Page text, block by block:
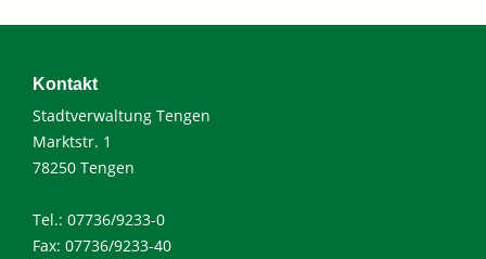
Kontakt
Stadtverwaltung Tengen
Marktstr. 1
78250 Tengen
Tel.: 07736/9233-0
Fax: 07736/9233-40